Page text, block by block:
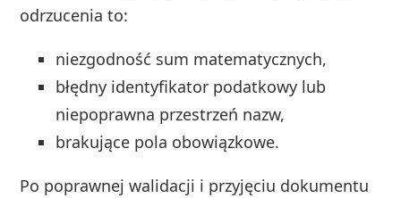
odrzucenia to:
niezgodność sum matematycznych,
błędny identyfikator podatkowy lub
niepoprawna przestrzeń nazw,
brakujące pola obowiązkowe.
Po poprawnej walidacji i przyjęciu dokumentu